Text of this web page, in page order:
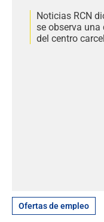
Noticias RCN
se observa una
del centro
Ofertas de empleo